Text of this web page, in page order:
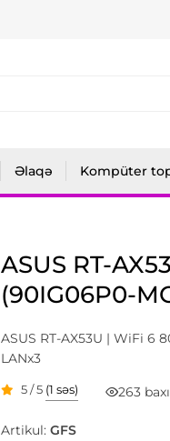
Əlaqə Kompüter
ASUS RT-
(90IG06P0-
ASUS RT-AX53U | WiFi 6
LANx3
5 / 5 (1 səs) 263
Artikul: GFS